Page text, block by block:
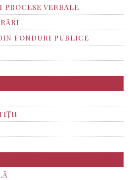
VERBALE
FONDURI PUBLICE